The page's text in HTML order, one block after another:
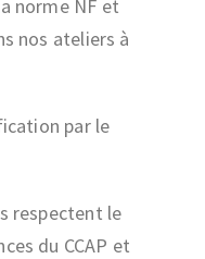
norme NF et
nos ateliers à
par le
respectent le
du CCAP et